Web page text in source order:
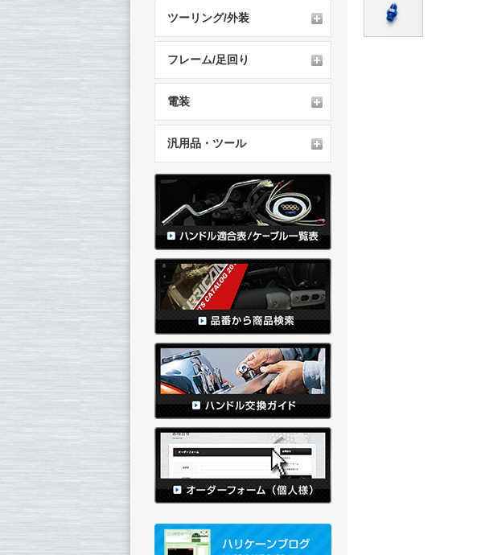
ツーリング/外装
フレーム/足回り
電装
汎用品・ツール